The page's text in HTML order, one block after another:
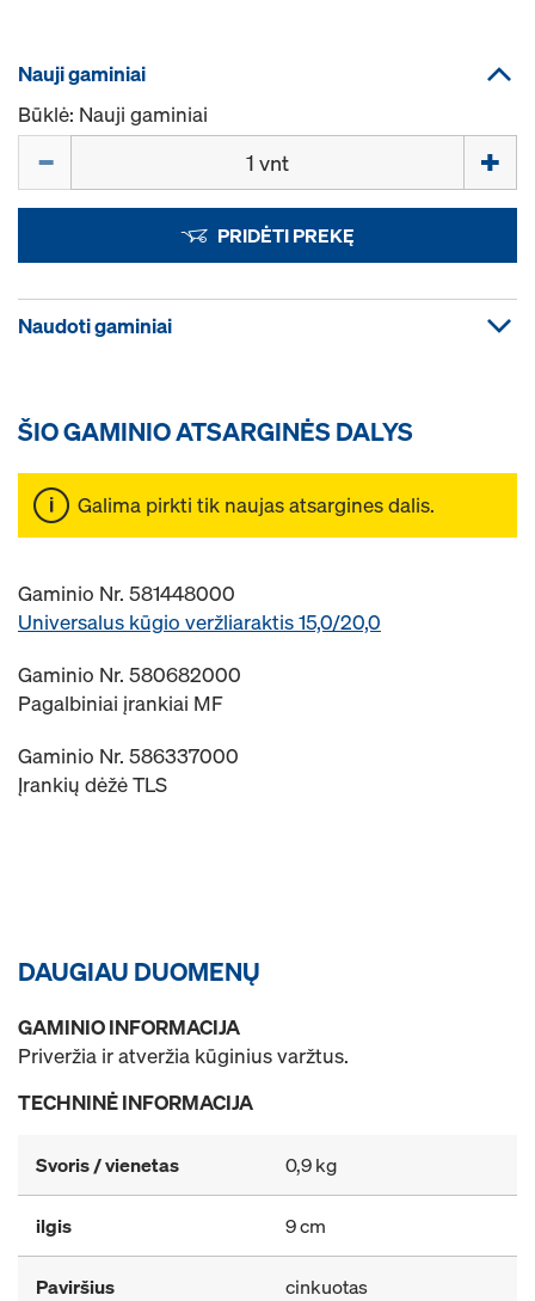
Nauji gaminiai
Būklė: Nauji gaminiai
PRIDĖTI PREKĘ
Naudoti gaminiai
ŠIO GAMINIO ATSARGINĖS DALYS
Galima pirkti tik naujas atsargines dalis.
Gaminio Nr. 581448000
Universalus kūgio veržliaraktis 15,0/20,0
Gaminio Nr. 580682000
Pagalbiniai įrankiai MF
Gaminio Nr. 586337000
Įrankių dėžė TLS
DAUGIAU DUOMENŲ
GAMINIO INFORMACIJA
Priveržia ir atveržia kūginius varžtus.
TECHNINĖ INFORMACIJA
Svoris / vienetas 0,9 kg
ilgis 9 cm
Paviršius cinkuotas